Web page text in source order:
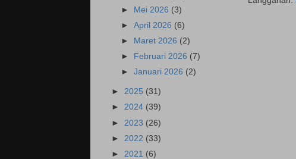
►
Mei 2026 (3)
►April 2026 (6)
►
Maret 2026 (2)
►
Februari 2026 (7)
►Januari 2026 (2)
► 2025 (31)
► 2024 (39)
► 2023 (26)
► 2022 (33)
► 2021 (6)